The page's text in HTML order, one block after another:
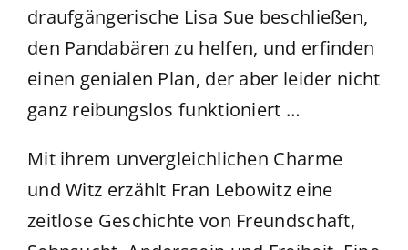
draufgängerische Lisa Sue beschließen,
den Pandabären zu helfen, und erfinden
einen genialen Plan, der aber leider nicht
ganz reibungslos funktioniert …
Mit ihrem unvergleichlichen Charme
und Witz erzählt Fran Lebowitz eine
zeitlose Geschichte von Freundschaft,